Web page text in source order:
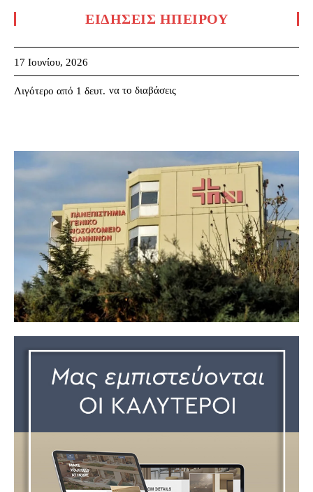
ΕΙΔΉΣΕΙΣ ΗΠΕΊΡΟΥ
17 Ιουνίου, 2026
Λιγότερο από 1 δευτ. να το διαβάσεις